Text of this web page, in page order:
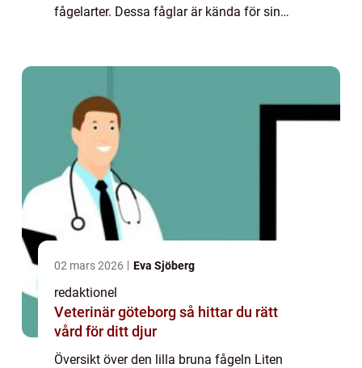
fågelarter. Dessa fåglar är kända för sin
02 mars 2026 Eva Sjöberg
redaktionel
Veterinär göteborg så hittar du rätt
vård för ditt djur
Översikt över den lilla bruna fågeln Liten